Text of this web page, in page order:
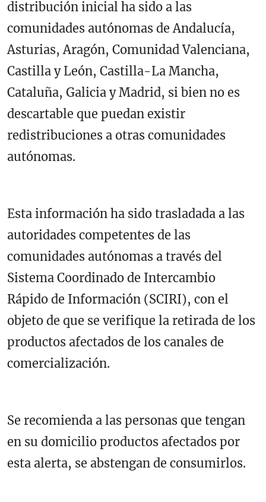
distribución inicial ha sido a las
comunidades autónomas de Andalucía,
Asturias, Aragón, Comunidad Valenciana,
Castilla y León, Castilla-La Mancha,
Cataluña, Galicia y Madrid, si bien no es
descartable que puedan existir
redistribuciones a otras comunidades
autónomas.
Esta información ha sido trasladada a las
autoridades competentes de las
comunidades autónomas a través del
Sistema Coordinado de Intercambio
Rápido de Información (SCIRI), con el
objeto de que se verifique la retirada de los
productos afectados de los canales de
comercialización.
Se recomienda a las personas que tengan
en su domicilio productos afectados por
esta alerta, se abstengan de consumirlos.